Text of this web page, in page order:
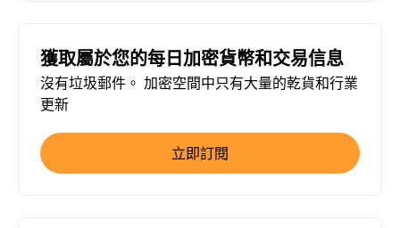
獲取屬於您的每日加密貨幣和交易信息
沒有垃圾郵件。 加密空間中只有大量的乾貨和行業
更新
立即訂閱